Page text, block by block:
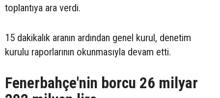
toplantıya ara verdi.
15 dakikalık aranın ardından genel kurul, denetim
kurulu raporlarının okunmasıyla devam etti.
Fenerbahçe'nin borcu 26 milyar